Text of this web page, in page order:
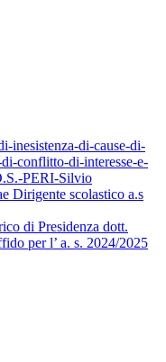
inesistenza-di-cause-di-
conflitto-di-interesse-e-
PERI-Silvio
Dirigente scolastico a.s
di Presidenza dott.
per l’ a. s. 2024/2025